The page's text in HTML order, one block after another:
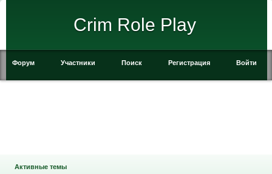
Crim Role Play
Форум Участники Поиск Регистрация Войти
Активные темы